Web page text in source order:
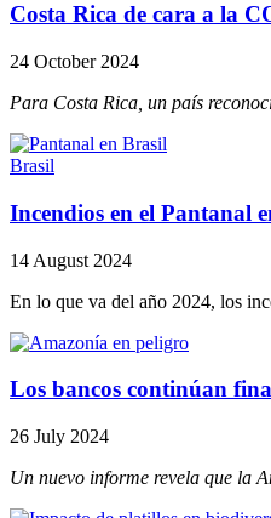
Costa Rica de cara a la
24 October 2024
Para Costa Rica, un país
Brasil
Incendios en el Pantanal
14 August 2024
En lo que va del año 2024, los
Los bancos continúan
26 July 2024
Un nuevo informe revela que la